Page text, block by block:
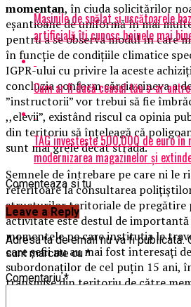
momentan, în ciuda solicitărilor
eșantioane de uniformă în mai
pentru a se observa modul în care
în funcție de condițiile climatice
IGPR-ului cu privire la aceste
concluzia conform căreia cineva a
”instructorii” vor trebui să fie
,,elevii”, existând riscul ca opinia
din teritoriu să înțeleagă că
sunt mai grele decât strada.
Semnele de întrebare pe care ni le
referitoare la consultarea
structurilor teritoriale de pregătire
activitate este destul de
momentele pe care instituția le
care șefii nu au mai fost interesați
subordonaților de cel puțin 15 ani,
transmise din teritoriu de către
noastre, constatăm că tot din birou
Mașinile de spălat și uscătoarele
artificială îți cunosc hainele mai
Cum ar fi dacă ceasul tău s-ar
TAG investește 500.000 de euro
modernizarea magazinelor și
Comenteaza si tu
Leave a Reply
Adresa ta de email nu va fi publicată.
sunt marcate cu*
Comentariu*